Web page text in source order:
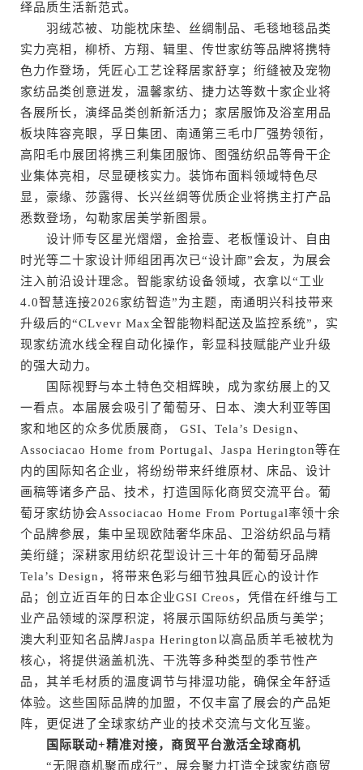
绎品质生活新范式。
羽绒芯被、功能枕床垫、丝绸制品、毛毯地毯品类
实力亮相，柳桥、方翔、辑里、传世家纺等品牌将携特
色力作登场，凭匠心工艺诠释居家舒享；绗缝被及宠物
家纺品类创意迸发，温馨家纺、捷力达等数十家企业将
各展所长，演绎品类创新新活力；家居服饰及浴室用品
板块阵容亮眼，孚日集团、南通第三毛巾厂强势领衔，
高阳毛巾展团将携三利集团服饰、图强纺织品等骨干企
业集体亮相，尽显硬核实力。装饰布面料领域特色尽
显，豪缘、莎露得、长兴丝绸等优质企业将携主打产品
悉数登场，勾勒家居美学新图景。
设计师专区星光熠熠，金拾壹、老板懂设计、自由
时光等二十家设计师组团再次已“设计廊”会友，为展会
注入前沿设计理念。智能家纺设备领域，衣拿以“工业
4.0智慧连接2026家纺智造”为主题，南通明兴科技带来
升级后的“CLvevr Max全智能物料配送及监控系统”，实
现家纺流水线全程自动化操作，彰显科技赋能产业升级
的强大动力。
国际视野与本土特色交相辉映，成为家纺展上的又
一看点。本届展会吸引了葡萄牙、日本、澳大利亚等国
家和地区的众多优质展商， GSI、Tela’s Design、
Associacao Home from Portugal、Jaspa Herington等在
内的国际知名企业，将纷纷带来纤维原材、床品、设计
画稿等诸多产品、技术，打造国际化商贸交流平台。葡
萄牙家纺协会Associacao Home From Portugal率领十余
个品牌参展，集中呈现欧陆奢华床品、卫浴纺织品与精
美绗缝；深耕家用纺织花型设计三十年的葡萄牙品牌
Tela’s Design，将带来色彩与细节独具匠心的设计作
品；创立近百年的日本企业GSI Creos，凭借在纤维与工
业产品领域的深厚积淀，将展示国际纺织品质与美学；
澳大利亚知名品牌Jaspa Herington以高品质羊毛被枕为
核心，将提供涵盖机洗、干洗等多种类型的季节性产
品，其羊毛材质的温度调节与排湿功能，确保全年舒适
体验。这些国际品牌的加盟，不仅丰富了展会的产品矩
阵，更促进了全球家纺产业的技术交流与文化互鉴。
国际联动+精准对接，商贸平台激活全球商机
“无限商机聚而成行”，展会聚力打造全球家纺商贸